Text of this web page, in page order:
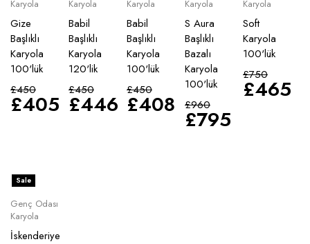
Karyola
Gize
Başlıklı
Karyola
100'lük
£450
£405
Karyola
Babil
Başlıklı
Karyola
120'lik
£450
£446
Karyola
Babil
Başlıklı
Karyola
100'lük
£450
£408
Karyola
S Aura
Başlıklı
Bazalı
Karyola
100'lük
£960
£795
Karyola
Soft
Karyola
100'lük
£750
£465
Sale
Genç Odası
Karyola
İskenderiye